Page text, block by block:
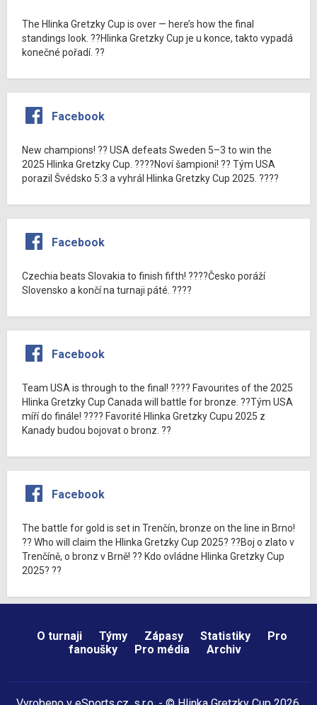
The Hlinka Gretzky Cup is over — here’s how the final
standings look. ??Hlinka Gretzky Cup je u konce, takto vypadá
konečné pořadí. ??
Facebook
New champions! ?? USA defeats Sweden 5–3 to win the
2025 Hlinka Gretzky Cup. ????Noví šampioni! ?? Tým USA
porazil Švédsko 5:3 a vyhrál Hlinka Gretzky Cup 2025. ????
Facebook
Czechia beats Slovakia to finish fifth! ????Česko poráží
Slovensko a končí na turnaji páté. ????
Facebook
Team USA is through to the final! ???? Favourites of the 2025
Hlinka Gretzky Cup Canada will battle for bronze. ??Tým USA
míří do finále! ???? Favorité Hlinka Gretzky Cupu 2025 z
Kanady budou bojovat o bronz. ??
Facebook
The battle for gold is set in Trenčín, bronze on the line in Brno!
?? Who will claim the Hlinka Gretzky Cup 2025? ??Boj o zlato v
Trenčíně, o bronz v Brně! ?? Kdo ovládne Hlinka Gretzky Cup
2025? ??
O turnaji Týmy Zápasy Statistiky
Pro
fanoušky
Pro média Archiv